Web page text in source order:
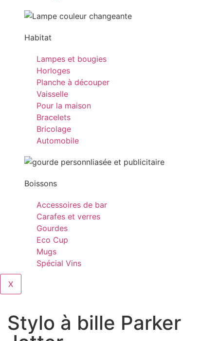
Habitat
Lampes et bougies
Horloges
Planche à découper
Vaisselle
Pour la maison
Bracelets
Bricolage
Automobile
Boissons
Accessoires de bar
Carafes et verres
Gourdes
Eco Cup
Mugs
Spécial Vins
X
Stylo à bille Parker